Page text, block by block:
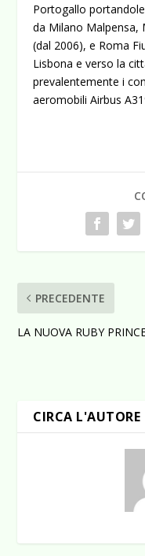
Portogallo
da Milano Malpensa,
(dal 2006), e Roma
Lisbona e verso la
prevalentemente i
aeromobili Airbus
PRECEDENTE
LA NUOVA RUBY
CIRCA L'AUTORE